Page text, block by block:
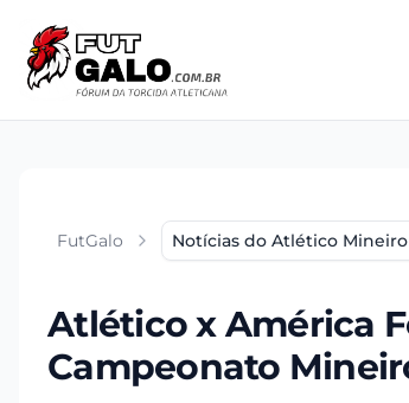
FutGalo Notícias do Atlético Mineiro
Atlético x América
Campeonato